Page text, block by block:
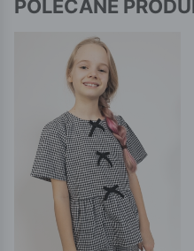
POLECANE